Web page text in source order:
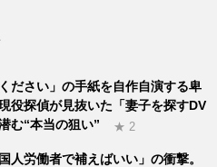
ださい」の手紙を自作自演する卑
役探偵が見抜いた「妻子を探すDV
む“本当の狙い”
★ 2
人労働者で補えばいい」の衝撃。